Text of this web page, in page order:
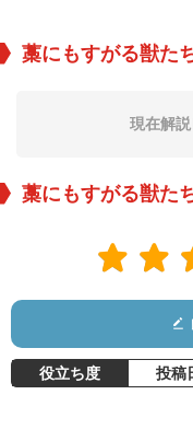
役
役：Jae-hoon
ホ
役
藁にもすがる獣た
現在解説
藁にもすがる獣た
役立ち度 投稿